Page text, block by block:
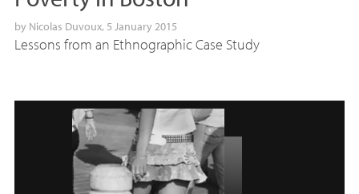
by Nicolas Duvoux, 5 January 2015
Lessons from an Ethnographic Case Study